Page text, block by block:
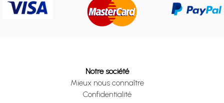
Notre société
Mieux nous connaître
Confidentialité